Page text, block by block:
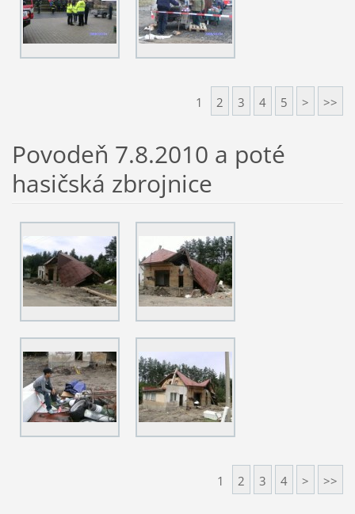
1 2 3 4 5 > >>
Povodeň 7.8.2010 a poté
hasičská zbrojnice
1 2 3 4 > >>